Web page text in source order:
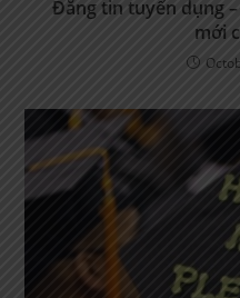
Đăng tin tuyển dụng
mới